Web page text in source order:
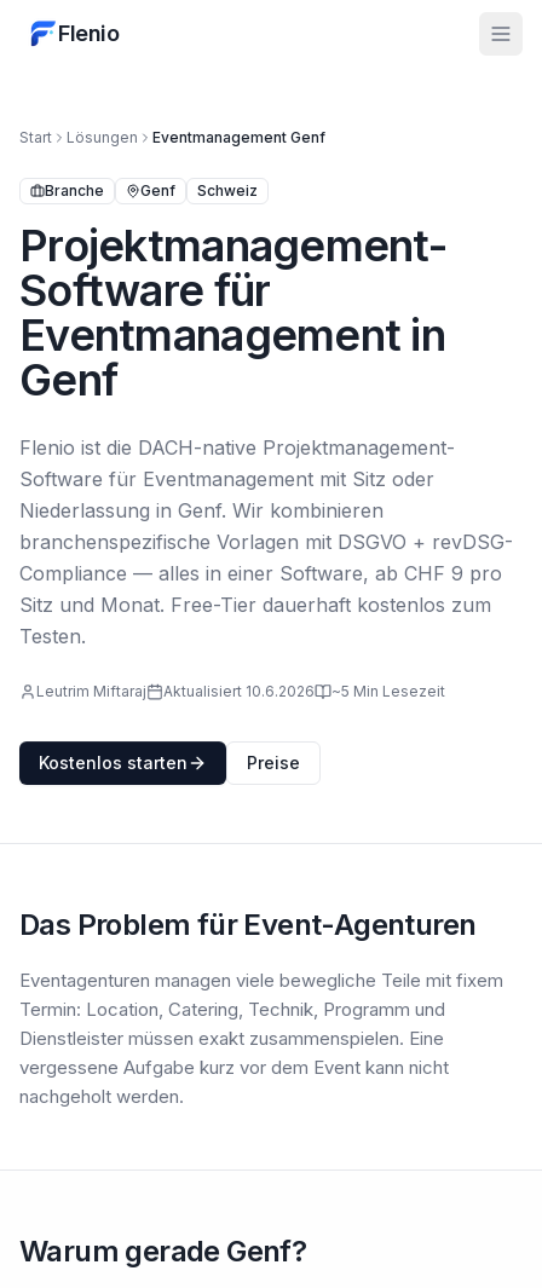
Flenio
Start Lösungen Eventmanagement Genf
Branche Genf Schweiz
Projektmanagement-
Software für
Eventmanagement in
Genf
Flenio ist die DACH-native Projektmanagement-
Software für Eventmanagement mit Sitz oder
Niederlassung in Genf. Wir kombinieren
branchenspezifische Vorlagen mit DSGVO + revDSG-
Compliance — alles in einer Software, ab CHF 9 pro
Sitz und Monat. Free-Tier dauerhaft kostenlos zum
Testen.
Leutrim Miftaraj Aktualisiert 10.6.2026 ~5 Min Lesezeit
Kostenlos starten Preise
Das Problem für Event-Agenturen
Eventagenturen managen viele bewegliche Teile mit fixem
Termin: Location, Catering, Technik, Programm und
Dienstleister müssen exakt zusammenspielen. Eine
vergessene Aufgabe kurz vor dem Event kann nicht
nachgeholt werden.
Warum gerade Genf?